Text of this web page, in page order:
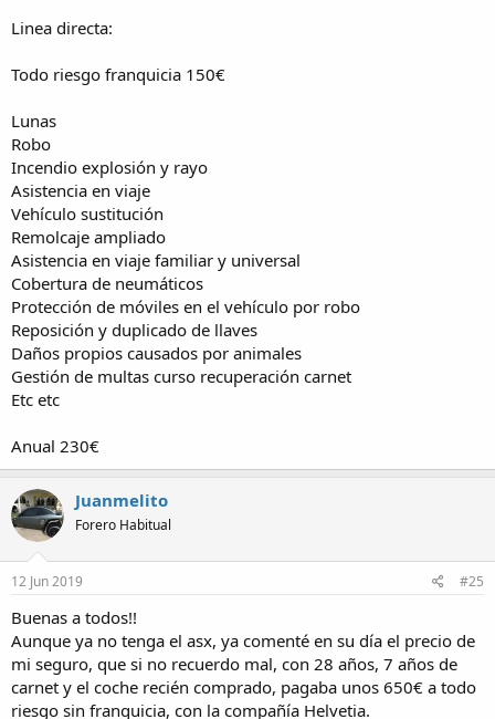
Linea directa:
Todo riesgo franquicia 150€
Lunas
Robo
Incendio explosión y rayo
Asistencia en viaje
Vehículo sustitución
Remolcaje ampliado
Asistencia en viaje familiar y universal
Cobertura de neumáticos
Protección de móviles en el vehículo por robo
Reposición y duplicado de llaves
Daños propios causados por animales
Gestión de multas curso recuperación carnet
Etc etc
Anual 230€
Juanmelito
Forero Habitual
12 Jun 2019 #25
Buenas a todos!!
Aunque ya no tenga el asx, ya comenté en su día el precio de
mi seguro, que si no recuerdo mal, con 28 años, 7 años de
carnet y el coche recién comprado, pagaba unos 650€ a todo
riesgo sin franquicia, con la compañía Helvetia.